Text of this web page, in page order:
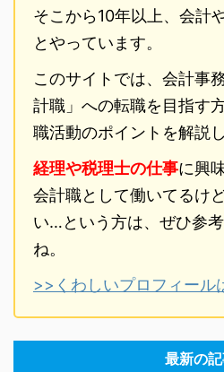
そこから10年以上、会計
とやっています。
このサイトでは、会計事
計職」への転職を目指す
職活動のポイントを解説し
経理や税理士の仕事に興
会計職として働いてるけ
い…という方は、ぜひ参
ね。
>>くわしいプロフィール
最新の